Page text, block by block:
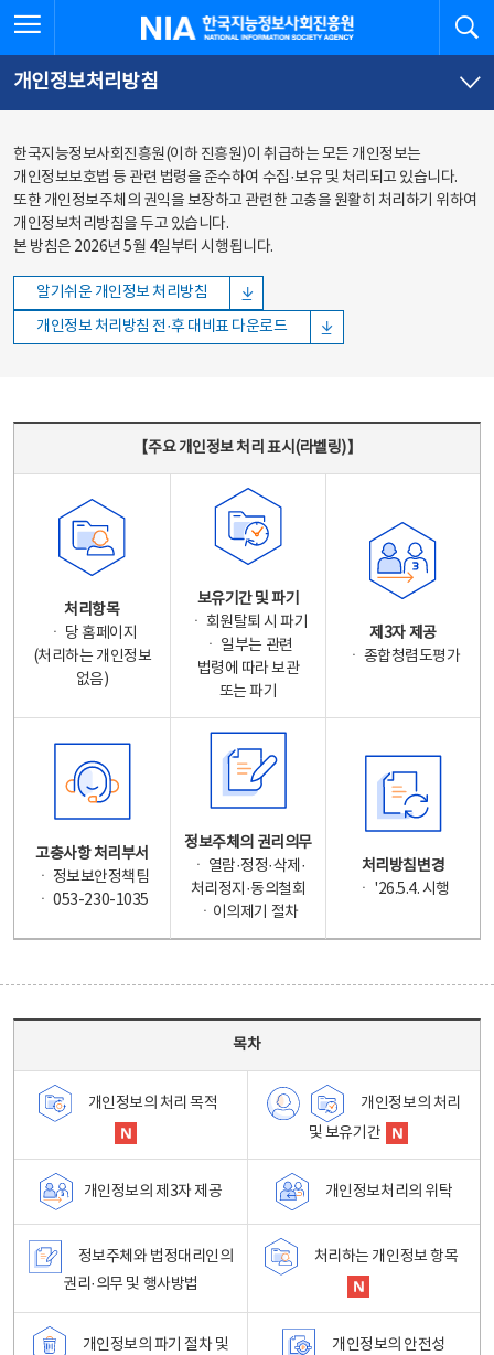
바로가기
바로가기
한국지능정보사회진흥원
개인정보처리방침
한국지능정보사회진흥원(이하 진흥원)이 취급하는 모든 개인정보는
개인정보보호법 등 관련 법령을 준수하여 수집·보유 및 처리되고 있습니다.
또한 개인정보주체의 권익을 보장하고 관련한 고충을 원활히 처리하기 위하여
개인정보처리방침을 두고 있습니다.
본 방침은 2026년 5월 4일부터 시행됩니다.
알기쉬운 개인정보 처리방침
개인정보 처리방침 전·후 대비표 다운로드
【주요 개인정보 처리 표시(라벨링)】
처리항목
ㆍ 당 홈페이지
(처리하는 개인정보
없음)
보유기간 및 파기
ㆍ 회원탈퇴 시 파기
ㆍ 일부는 관련
법령에 따라 보관
또는 파기
제3자 제공
ㆍ 종합청렴도평가
고충사항 처리부서
ㆍ 정보보안정책팀
ㆍ 053-230-1035
정보주체의 권리의무
ㆍ 열람·정정·삭제·
처리정지·동의철회
ㆍ이의제기 절차
처리방침변경
ㆍ '26.5.4. 시행
목차
개인정보의 처리 목적
개인정보의 처리
및 보유기간
개인정보의 제3자 제공 개인정보처리의 위탁
정보주체와 법정대리인의
권리·의무 및 행사방법
처리하는 개인정보 항목
개인정보의 파기 절차 및
개인정보의 안전성